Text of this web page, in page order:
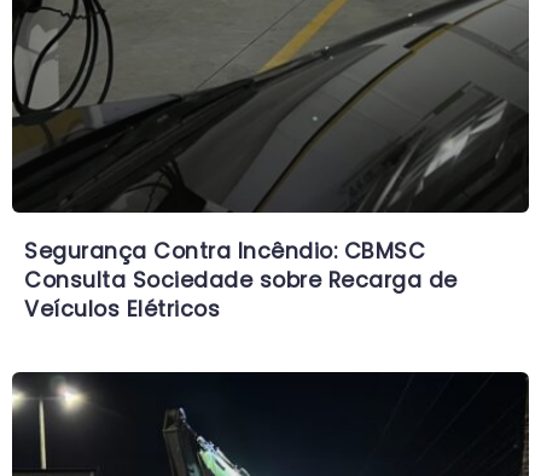
Segurança Contra Incêndio: CBMSC
Consulta Sociedade sobre Recarga de
Veículos Elétricos